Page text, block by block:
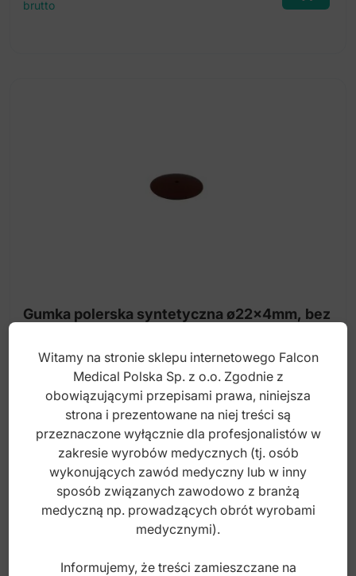
brutto
Gumka polerska syntetyczna ø22x4mm, bez
Index: ST-S093
2,70zł
Witamy na stronie sklepu internetowego Falcon
Medical Polska Sp. z o.o. Zgodnie z
obowiązującymi przepisami prawa, niniejsza
strona i prezentowane na niej treści są
przeznaczone wyłącznie dla profesjonalistów w
zakresie wyrobów medycznych (tj. osób
wykonujących zawód medyczny lub w inny
sposób związanych zawodowo z branżą
medyczną np. prowadzących obrót wyrobami
medycznymi).
Informujemy, że treści zamieszczane na